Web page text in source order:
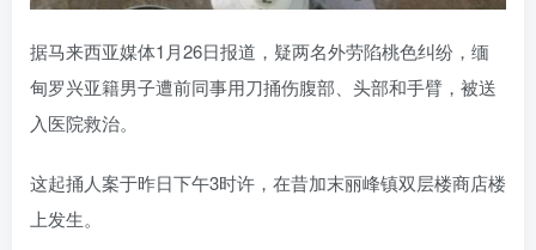
据马来西亚媒体1月26日报道，疑两名外劳陷桃色纠纷，缅
甸罗兴亚籍男子遭前同事用刀捅伤腹部、头部和手臂，被送
入医院救治。
这起捅人案于昨日下午3时许，在昔加末丽峰镇双层楼商店楼
上发生。